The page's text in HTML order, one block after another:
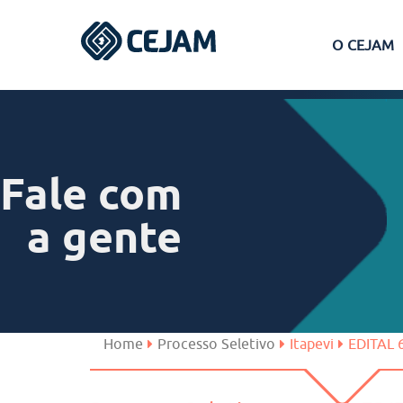
O CEJAM
Ferraz de Vasconcelos
São José dos Campos
Fale com
a gente
Home Processo Seletivo Itapevi EDITAL